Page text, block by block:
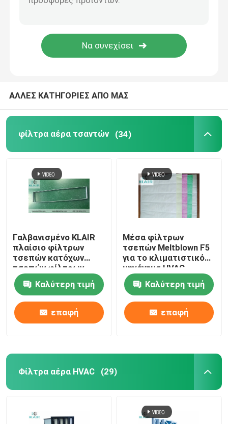
κιβώτιο περασμάτων
ΑΛΛΕΣ ΚΑΤΗΓΟΡΙΕΣ ΑΠΟ ΜΑΣ
φίλτρα αέρα τσαντών (34)
Γαλβανισμένο KLAIR
πλαίσιο φίλτρων
τσεπών κατόχων
τσεπών φίλτρων
αέρα τσαντών χάλυβα
Καλύτερη τιμή
επαφή
Μέσα φίλτρων
τσεπών Meltblown F5
για το κλιματιστικό
μηχάνημα HVAC
Καλύτερη τιμή
επαφή
Φίλτρα αέρα HVAC (29)